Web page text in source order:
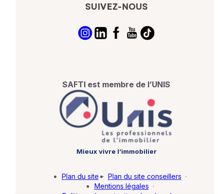
SUIVEZ-NOUS
SAFTI est membre de l’UNIS
Mieux vivre l’immobilier
Plan du site · Plan du site conseillers ·
Mentions légales ·